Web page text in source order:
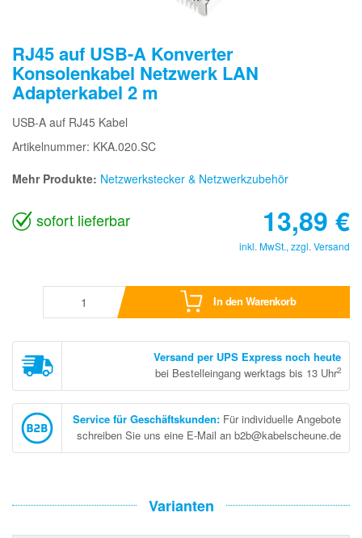
RJ45 auf USB-A Konverter
Konsolenkabel Netzwerk LAN
Adapterkabel 2 m
USB-A auf RJ45 Kabel
Artikelnummer: KKA.020.SC
Mehr Produkte: Netzwerkstecker & Netzwerkzubehör
sofort lieferbar 13,89 €
inkl. MwSt., zzgl. Versand
In den Warenkorb
Versand per UPS Express noch heute
bei Bestelleingang werktags bis 13 Uhr2
Service für Geschäftskunden: Für individuelle Angebote
schreiben Sie uns eine E-Mail an b2b@kabelscheune.de
Varianten